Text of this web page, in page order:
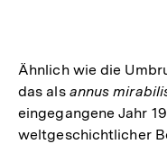
Ähnlich wie die
das als annus
eingegangene Jahr
weltgeschichtlicher